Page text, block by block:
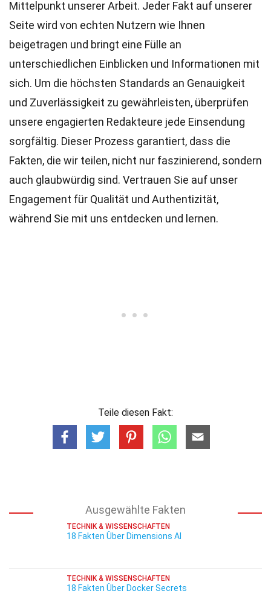
Mittelpunkt unserer Arbeit. Jeder Fakt auf unserer
Seite wird von echten Nutzern wie Ihnen
beigetragen und bringt eine Fülle an
unterschiedlichen Einblicken und Informationen mit
sich. Um die höchsten Standards an Genauigkeit
und Zuverlässigkeit zu gewährleisten, überprüfen
unsere engagierten Redakteure jede Einsendung
sorgfältig. Dieser Prozess garantiert, dass die
Fakten, die wir teilen, nicht nur faszinierend, sondern
auch glaubwürdig sind. Vertrauen Sie auf unser
Engagement für Qualität und Authentizität,
während Sie mit uns entdecken und lernen.
Teile diesen Fakt:
Ausgewählte Fakten
TECHNIK & WISSENSCHAFTEN
18 Fakten Über Dimensions AI
TECHNIK & WISSENSCHAFTEN
18 Fakten Über Docker Secrets